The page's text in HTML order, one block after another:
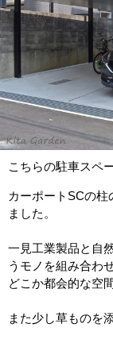
こちらの駐車スペ
カーポートSCの柱
ました。
一見工業製品と自
うモノを組み合わ
どこか都会的な空
また少し草ものを